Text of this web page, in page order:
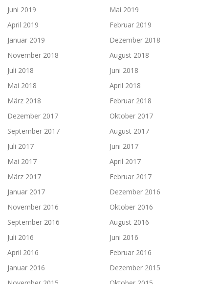
Juni 2019
Mai 2019
April 2019
Februar 2019
Januar 2019
Dezember 2018
November 2018
August 2018
Juli 2018
Juni 2018
Mai 2018
April 2018
März 2018
Februar 2018
Dezember 2017
Oktober 2017
September 2017
August 2017
Juli 2017
Juni 2017
Mai 2017
April 2017
März 2017
Februar 2017
Januar 2017
Dezember 2016
November 2016
Oktober 2016
September 2016
August 2016
Juli 2016
Juni 2016
April 2016
Februar 2016
Januar 2016
Dezember 2015